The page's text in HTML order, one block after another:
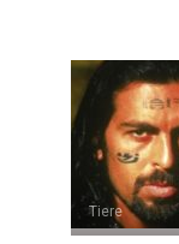
Tiere